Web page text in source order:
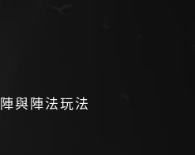
與陣法玩法